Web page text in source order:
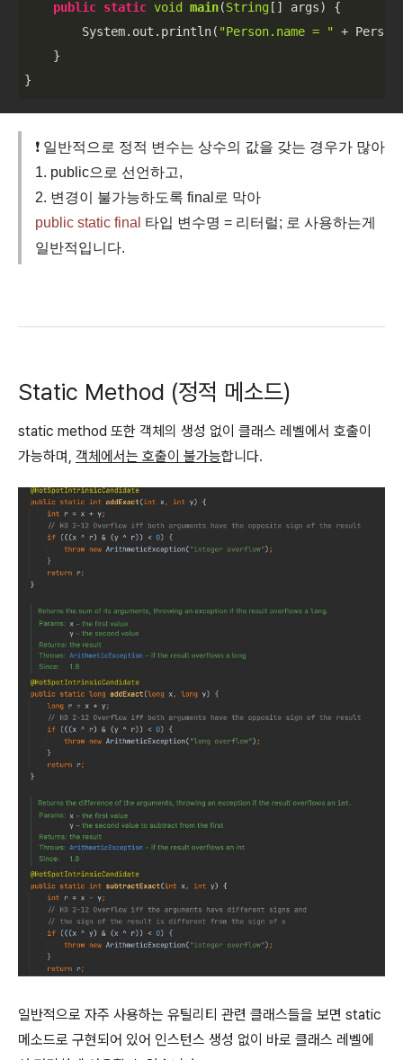
public static void main(String [] args)
{
        System.out.println(
"Person.name = " +
    }
}
❗️ 일반적으로 정적 변수는 상수의 값을 갖는 경우가 많아
1. public으로 선언하고,
2. 변경이 불가능하도록 final로 막아
public static final 타입 변수명 = 리터럴; 로 사용하는게
일반적입니다.
Static Method (정적 메소드)
static method 또한 객체의 생성 없이 클래스 레벨에서 호출이
가능하며, 객체에서는 호출이 불가능합니다.
일반적으로 자주 사용하는 유틸리티 관련 클래스들을 보면 static
메소드로 구현되어 있어 인스턴스 생성 없이 바로 클래스 레벨에